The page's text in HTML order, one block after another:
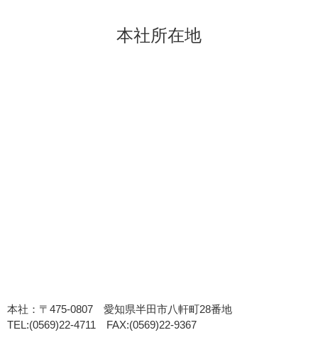
本社所在地
本社：〒475-0807 愛知県半田市八軒町28番地
TEL:(0569)22-4711 FAX:(0569)22-9367